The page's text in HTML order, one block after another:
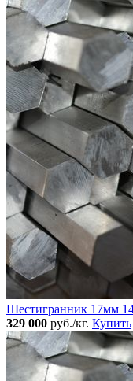
Шестигранник 17мм
329 000 руб./кг. Купить